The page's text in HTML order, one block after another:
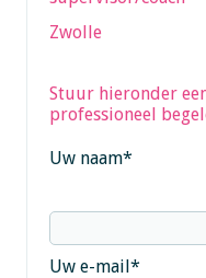
Zwolle
Stuur hieronder
professioneel
Uw naam*
Uw e-mail*